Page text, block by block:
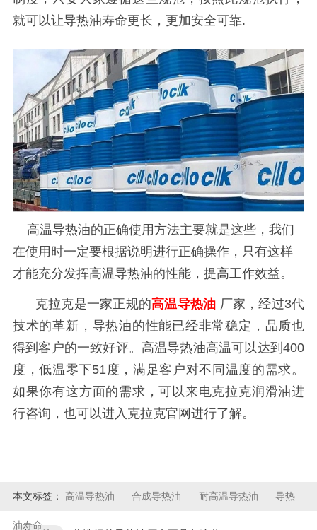
就可以让导热油寿命更长 ，更加安全可靠.
高温导热油的正确使用方法主要就是这些，我们
在使用时一定要根据说明进行正确操作，只有这样
才能充分发挥高温导热油的性能，提高工作效益。
克拉克是一家正规的高温导热油 厂家，经过3代
技术的革新，导热油的性能已经非常稳定，品质也
得到客户的一致好评。高温导热油高温可以达到400
度，低温零下51度，满足客户对不同温度的需求。
如果你有这方面的需求，可以来电克拉克润滑油进
行咨询，也可以进入克拉克官网进行了解。
本文标签： 高温导热油 合成导热油 耐高温导热油 导热
油寿命